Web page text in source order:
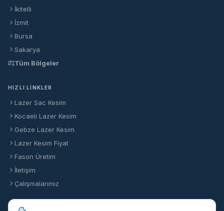
İkitelli
İzmit
Bursa
Sakarya
Tüm Bölgeler
HIZLI LINKLER
Lazer Sac Kesim
Kocaeli Lazer Kesim
Gebze Lazer Kesim
Lazer Kesim Fiyat
Fason Üretim
İletişim
Çalışmalarımız